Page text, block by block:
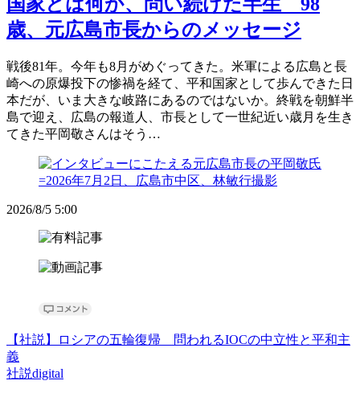
国家とは何か、問い続けた半生 98
歳、元広島市長からのメッセージ
戦後81年。今年も8月がめぐってきた。米軍による広島と長
崎への原爆投下の惨禍を経て、平和国家として歩んできた日
本だが、いま大きな岐路にあるのではないか。終戦を朝鮮半
島で迎え、広島の報道人、市長として一世紀近い歳月を生き
てきた平岡敬さんはそう…
2026/8/5 5:00
【社説】ロシアの五輪復帰 問われるIOCの中立性と平和主
義
社説digital